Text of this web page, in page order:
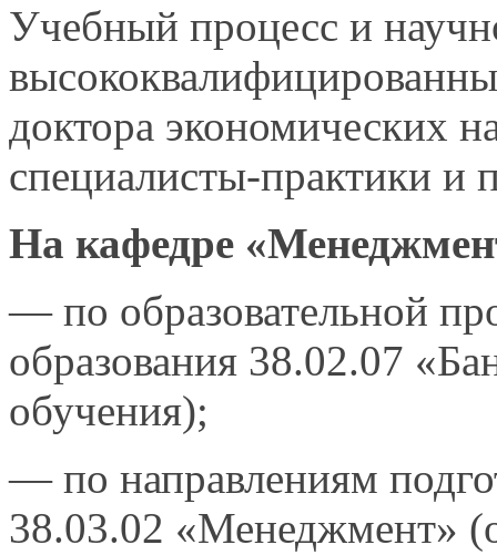
Учебный процесс и
доктора экономических
специалисты-практики и
На кафедре
— по образовательной
образования 38.02.07
обучения);
— по направлениям
38.03.02 «Менеджмент»